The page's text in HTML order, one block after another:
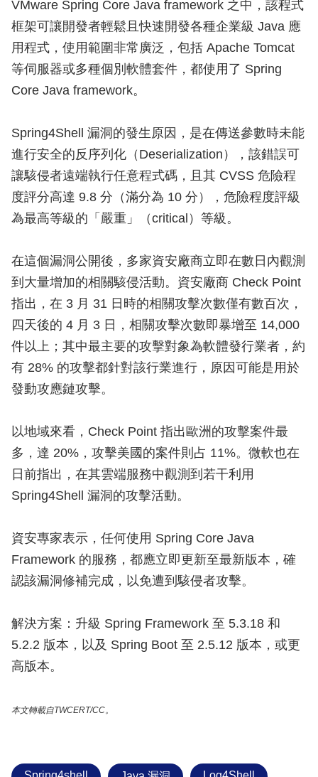
VMware Spring Core Java framework 之中，該程式
框架可讓開發者輕鬆且快速開發各種企業級 Java 應
用程式，使用範圍非常廣泛，包括 Apache Tomcat
等伺服器或多種個別軟體套件，都使用了 Spring
Core Java framework。
Spring4Shell 漏洞的發生原因，是在傳送參數時未能
進行安全的反序列化（Deserialization），該錯誤可
讓駭侵者遠端執行任意程式碼，且其 CVSS 危險程
度評分高達 9.8 分（滿分為 10 分），危險程度評級
為最高等級的「嚴重」（critical）等級。
在這個漏洞公開後，多家資安廠商立即在數日內觀測
到大量增加的相關駭侵活動。資安廠商 Check Point
指出，在 3 月 31 日時的相關攻擊次數僅有數百次，
四天後的 4 月 3 日，相關攻擊次數即暴增至 14,000
件以上；其中最主要的攻擊對象為軟體發行業者，約
有 28% 的攻擊都針對該行業進行，原因可能是用於
發動攻應鏈攻擊。
以地域來看，Check Point 指出歐洲的攻擊案件最
多，達 20%，攻擊美國的案件則占 11%。微軟也在
日前指出，在其雲端服務中觀測到若干利用
Spring4Shell 漏洞的攻擊活動。
資安專家表示，任何使用 Spring Core Java
Framework 的服務，都應立即更新至最新版本，確
認該漏洞修補完成，以免遭到駭侵者攻擊。
解決方案：升級 Spring Framework 至 5.3.18 和
5.2.2 版本，以及 Spring Boot 至 2.5.12 版本，或更
高版本。
本文轉載自TWCERT/CC。